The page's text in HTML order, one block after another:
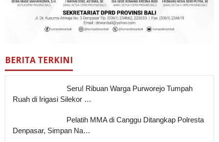
BERITA TERKINI
Seru! Ribuan Warga Purworejo Tumpah
Ruah di Irigasi Silekor …
Pelatih MMA di Canggu Ditangkap Polresta
Denpasar, Simpan Na…